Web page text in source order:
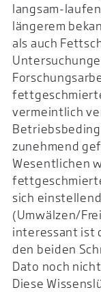
langsam-
längerem
als auch
vermeintlich
zunehmend
Wesentlichen
sich
(Umwälzen/
interessant ist
den beiden
Dato noch
Diese